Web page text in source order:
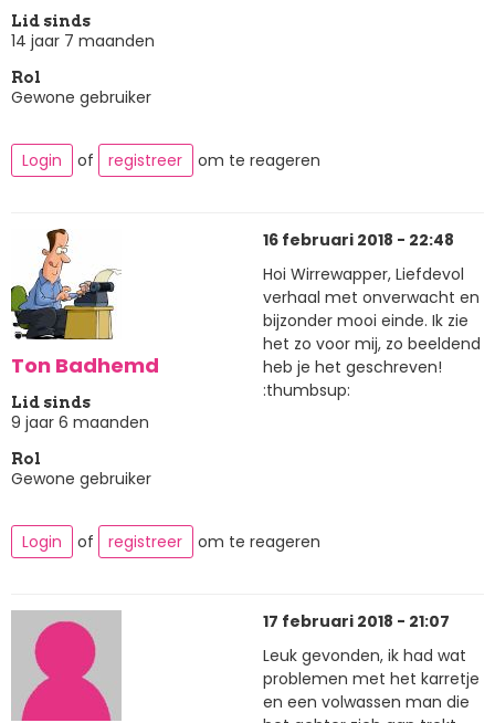
Lid sinds
14 jaar 7 maanden
Rol
Gewone gebruiker
Login of registreer om te reageren
Ton Badhemd
Lid sinds
9 jaar 6 maanden
Rol
Gewone gebruiker
16 februari 2018 - 22:48
Hoi Wirrewapper, Liefdevol
verhaal met onverwacht en
bijzonder mooi einde. Ik zie
het zo voor mij, zo beeldend
heb je het geschreven!
:thumbsup:
Login of registreer om te reageren
17 februari 2018 - 21:07
Leuk gevonden, ik had wat
problemen met het karretje
en een volwassen man die